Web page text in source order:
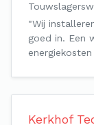
"Wij
goed in. Een
Kerkhof